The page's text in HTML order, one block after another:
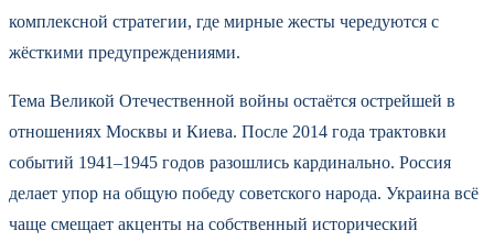
комплексной стратегии, где мирные жесты чередуются с
жёсткими предупреждениями.
Тема Великой Отечественной войны остаётся острейшей в
отношениях Москвы и Киева. После 2014 года трактовки
событий 1941–1945 годов разошлись кардинально. Россия
делает упор на общую победу советского народа. Украина всё
чаще смещает акценты на собственный исторический